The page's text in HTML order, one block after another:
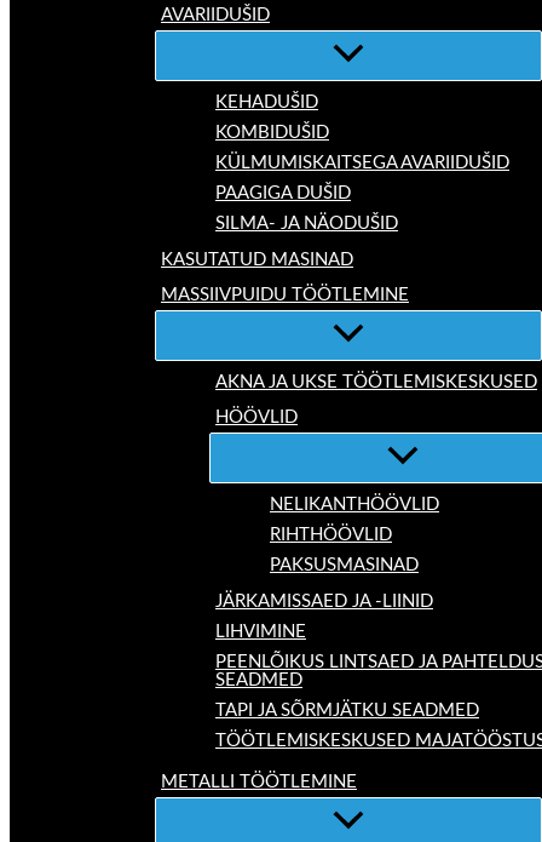
AVARIIDUŠID
KEHADUŠID
KOMBIDUŠID
KÜLMUMISKAITSEGA AVARIIDUŠID
PAAGIGA DUŠID
SILMA- JA NÄODUŠID
KASUTATUD MASINAD
MASSIIVPUIDU TÖÖTLEMINE
AKNA JA UKSE TÖÖTLEMISKESKUSED
HÖÖVLID
NELIKANTHÖÖVLID
RIHTHÖÖVLID
PAKSUSMASINAD
JÄRKAMISSAED JA -LIINID
LIHVIMINE
PEENLÕIKUS LINTSAED JA
SEADMED
TAPI JA SÕRMJÄTKU SEADMED
TÖÖTLEMISKESKUSED
METALLI TÖÖTLEMINE